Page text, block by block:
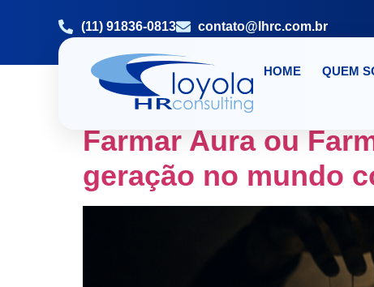
(11) 91836-0813 contato@lhrc.com.br
HOME QUEM
TAG:
Farmar Aura ou
geração no mundo